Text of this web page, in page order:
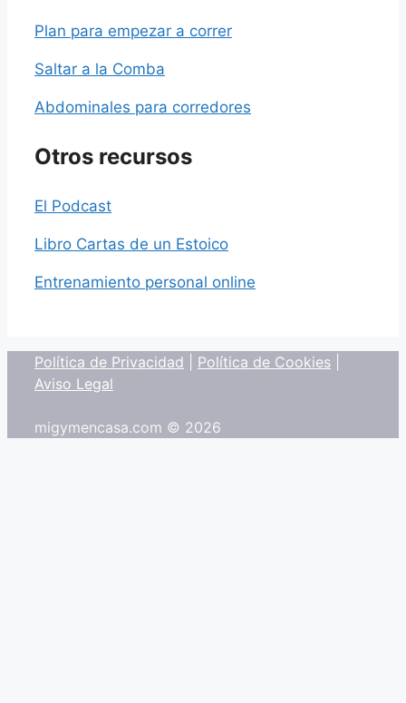
Plan para empezar a correr
Saltar a la Comba
Abdominales para corredores
Otros recursos
El Podcast
Libro Cartas de un Estoico
Entrenamiento personal online
Política de Privacidad Política de Cookies
Aviso Legal
migymencasa.com © 2026